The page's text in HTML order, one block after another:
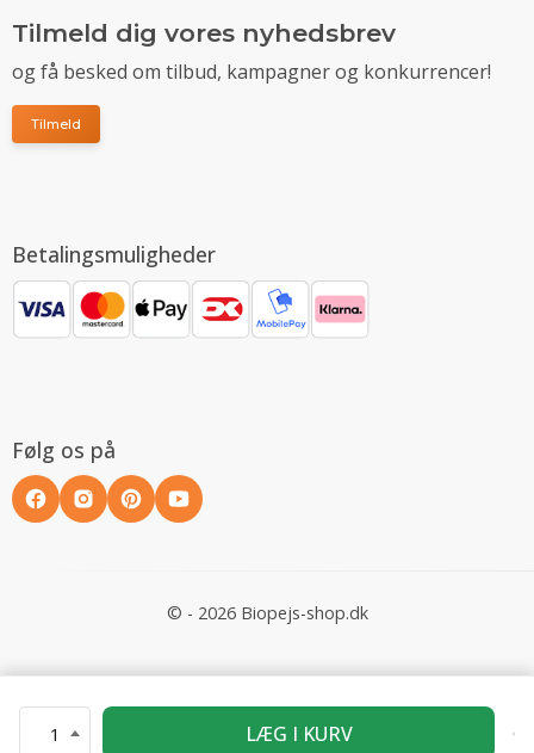
1 LÆG I KURV
Tilmeld dig vores nyhedsbrev
og få besked om tilbud, kampagner og konkurrencer!
Tilmeld
Betalingsmuligheder
Følg os på
© - 2026 Biopejs-shop.dk